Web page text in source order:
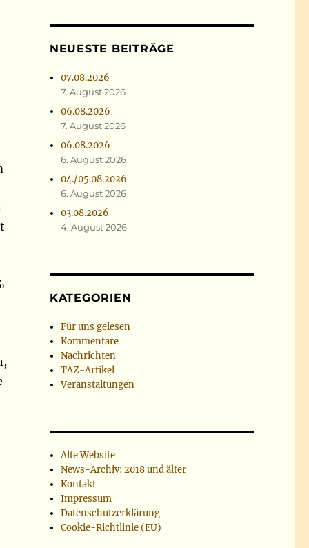
NEUESTE BEITRÄGE
07.08.2026
7. August 2026
06.08.2026
7. August 2026
06.08.2026
6. August 2026
04./05.08.2026
6. August 2026
03.08.2026
4. August 2026
KATEGORIEN
Für uns gelesen
Kommentare
Nachrichten
TAZ-Artikel
Veranstaltungen
Alte Website
News-Archiv: 2018 und älter
Kontakt
Impressum
Datenschutzerklärung
Cookie-Richtlinie (EU)